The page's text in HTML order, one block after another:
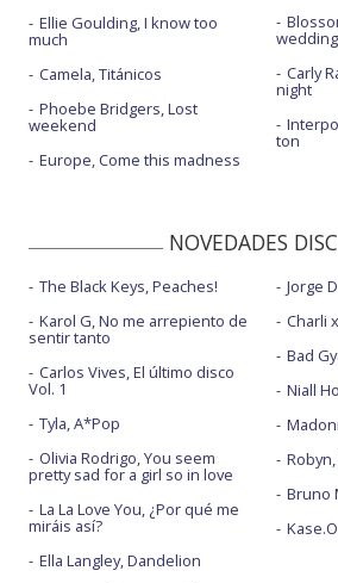
Ellie Goulding, I know too
much
Camela, Titánicos
Phoebe Bridgers, Lost
weekend
Europe, Come this madness
Carly
night
ton
NOVEDADES
The Black Keys, Peaches!
Karol G, No me arrepiento de
sentir tanto
Carlos Vives, El último disco
Vol. 1
Tyla, A*Pop
Olivia Rodrigo, You seem
pretty sad for a girl so in love
La La Love You, ¿Por qué me
miráis así?
Ella Langley, Dandelion
Jorge
Charli
Bad
Niall
Bruno